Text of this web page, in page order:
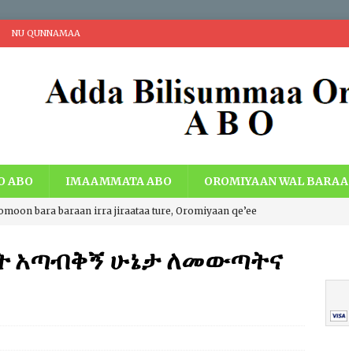
NU QUNNAMAA
ABO IMAAMMATA ABO OROMIYAAN WAL BARAA
bara baraan irra jiraataa ture, Oromiyaan qe’ee
eebbaa, Teessumni abbootii Gadaa Oromoo wiirtuu
ummata Oromoo bal’aati.
አጣብቅኝ ሁኔታ ለመውጣትና